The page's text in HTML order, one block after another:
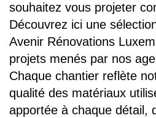
souhaitez vous projeter
Découvrez ici une
Avenir Rénovations
projets menés par nos
Chaque chantier reflète
qualité des matériaux
apportée à chaque détail,